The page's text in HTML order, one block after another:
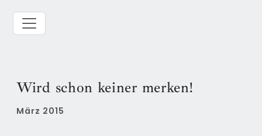
Wird schon keiner merken!
März 2015